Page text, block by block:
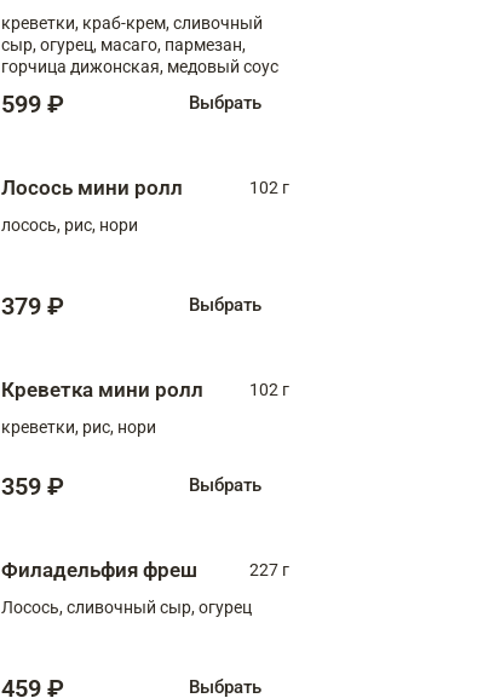
креветки, краб-крем, сливочный
сыр, огурец, масаго, пармезан,
горчица дижонская, медовый соус
599 ₽ Выбрать
Лосось мини ролл
102 г
лосось, рис, нори
379 ₽ Выбрать
Креветка мини ролл
102 г
креветки, рис, нори
359 ₽ Выбрать
Филадельфия фреш
227 г
Лосось, сливочный сыр, огурец
459 ₽ Выбрать